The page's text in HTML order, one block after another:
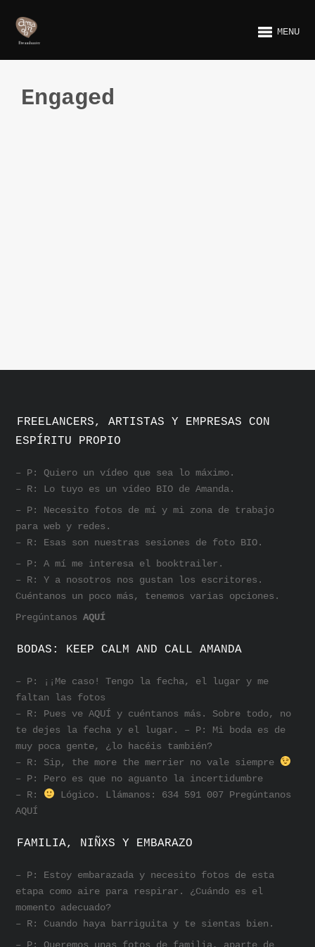
MENU
Engaged
FREELANCERS, ARTISTAS Y EMPRESAS CON
ESPÍRITU PROPIO
– P: Quiero un vídeo que sea lo máximo.
– R: Lo tuyo es un vídeo BIO de Amanda.
– P: Necesito fotos de mí y mi zona de trabajo
para web y redes.
– R: Esas son nuestras sesiones de foto BIO.
– P: A mí me interesa el booktrailer.
– R: Y a nosotros nos gustan los escritores.
Cuéntanos un poco más, tenemos varias opciones.
PregúntanosAQUÍ
BODAS: KEEP CALM AND CALL AMANDA
– P: ¡¡Me caso! Tengo la fecha, el lugar y me
faltan las fotos
– R: Pues ve AQUÍ y cuéntanos más. Sobre todo, no
te dejes la fecha y el lugar. – P: Mi boda es de
muy poca gente, ¿lo hacéis también?
– R: Sip, the more the merrier no vale siempre
– P: Pero es que no aguanto la incertidumbre
– R:
Lógico. Llámanos: 634 591 007 Pregúntanos
AQUÍ
FAMILIA, NIÑXS Y EMBARAZO
– P: Estoy embarazada y necesito fotos de esta
etapa como aire para respirar. ¿Cuándo es el
momento adecuado?
– R: Cuando haya barriguita y te sientas bien.